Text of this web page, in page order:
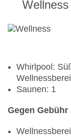
Wellness
Whirlpool:
Saunen: 1
Gegen